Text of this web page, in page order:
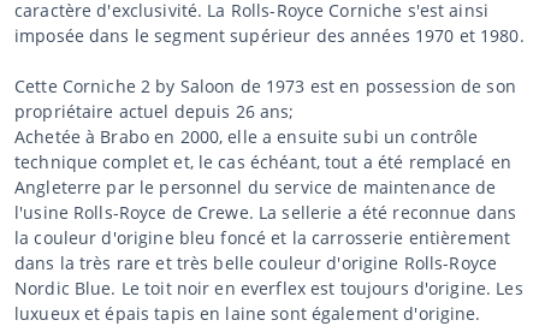
caractère d'exclusivité. La Rolls-Royce Corniche s'est ainsi
imposée dans le segment supérieur des années 1970 et 1980.
Cette Corniche 2 by Saloon de 1973 est en possession de son
propriétaire actuel depuis 26 ans;
Achetée à Brabo en 2000, elle a ensuite subi un contrôle
technique complet et, le cas échéant, tout a été remplacé en
Angleterre par le personnel du service de maintenance de
l'usine Rolls-Royce de Crewe. La sellerie a été reconnue dans
la couleur d'origine bleu foncé et la carrosserie entièrement
dans la très rare et très belle couleur d'origine Rolls-Royce
Nordic Blue. Le toit noir en everflex est toujours d'origine. Les
luxueux et épais tapis en laine sont également d'origine.